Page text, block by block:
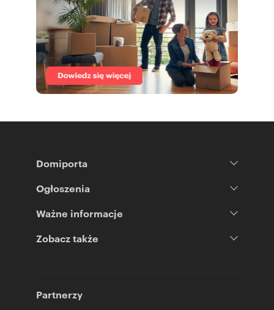
Domiporta
Ogłoszenia
Ważne informacje
Zobacz także
Partnerzy